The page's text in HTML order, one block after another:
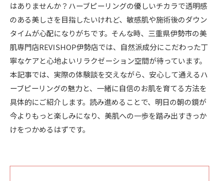
はありませんか？ハーブピーリングの優しいチカラで透明感
のある美しさを目指したいけれど、敏感肌や施術後のダウン
タイムが心配になりがちです。そんな時、三重県伊勢市の美
肌専門店REVISHOP伊勢店では、自然派成分にこだわった丁
寧なケアと心地よいリラクゼーション空間が待っています。
本記事では、実際の体験談を交えながら、安心して通えるハ
ーブピーリングの魅力と、一緒に自信のお肌を育てる方法を
具体的にご紹介します。読み進めることで、明日の朝の鏡が
今よりもっと楽しみになり、美肌への一歩を踏み出すきっか
けをつかめるはずです。